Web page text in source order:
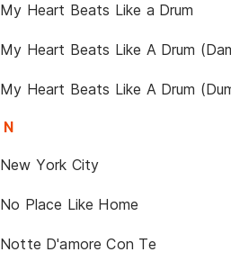
My Heart Beats Like a Drum
My Heart Beats Like A Drum
My Heart Beats Like A Drum
N
New York City
No Place Like Home
Notte D'amore Con Te